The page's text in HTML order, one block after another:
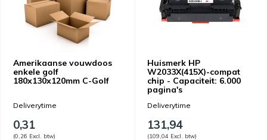
Amerikaanse vouwdoos
enkele golf
180x130x120mm C-Golf
Deliverytime
0,31
(0,26 Excl. btw)
Huismerk HP
W2033X(415X)-compat
chip - Capaciteit: 6.000
pagina's
Deliverytime
131,94
(109,04 Excl. btw)